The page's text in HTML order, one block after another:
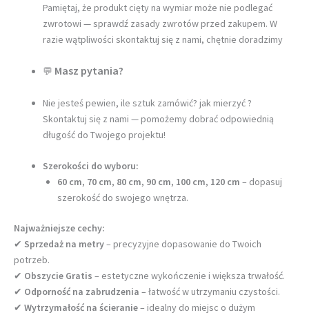
Pamiętaj, że produkt cięty na wymiar może nie podlegać
zwrotowi — sprawdź zasady zwrotów przed zakupem. W
razie wątpliwości skontaktuj się z nami, chętnie doradzimy
💬 Masz pytania?
Nie jesteś pewien, ile sztuk zamówić? jak mierzyć ?
Skontaktuj się z nami — pomożemy dobrać odpowiednią
długość do Twojego projektu!
Szerokości do wyboru:
60 cm, 70 cm, 80 cm, 90 cm, 100 cm, 120 cm – dopasuj
szerokość do swojego wnętrza.
Najważniejsze cechy:
✔ Sprzedaż na metry– precyzyjne dopasowanie do Twoich
potrzeb.
✔ Obszycie Gratis – estetyczne wykończenie i większa trwałość.
✔ Odporność na zabrudzenia – łatwość w utrzymaniu czystości.
✔ Wytrzymałość na ścieranie– idealny do miejsc o dużym